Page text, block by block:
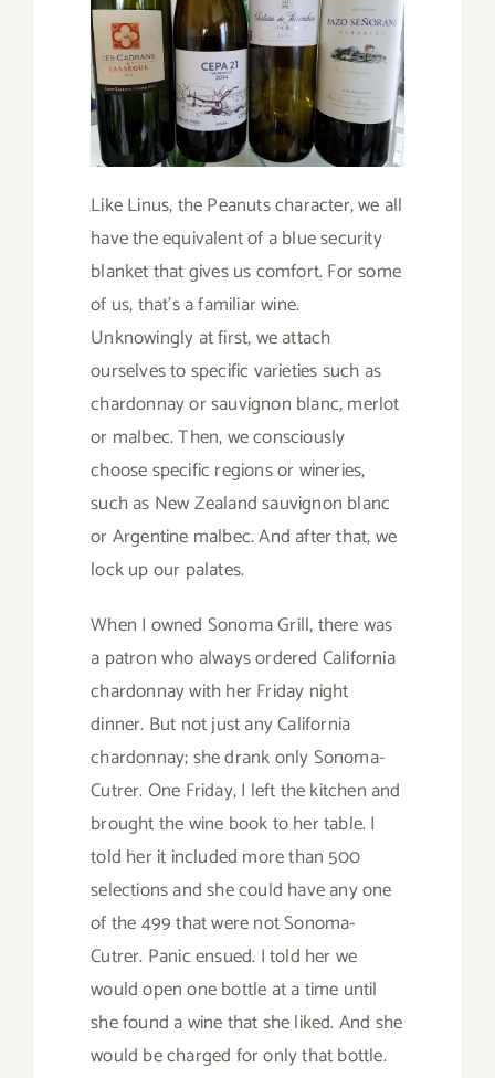
Like Linus, the Peanuts character, we all
have the equivalent of a blue security
blanket that gives us comfort. For some
of us, that’s a familiar wine.
Unknowingly at first, we attach
ourselves to specific varieties such as
chardonnay or sauvignon blanc, merlot
or malbec. Then, we consciously
choose specific regions or wineries,
such as New Zealand sauvignon blanc
or Argentine malbec. And after that, we
lock up our palates.
When I owned Sonoma Grill, there was
a patron who always ordered California
chardonnay with her Friday night
dinner. But not just any California
chardonnay; she drank only Sonoma-
Cutrer. One Friday, I left the kitchen and
brought the wine book to her table. I
told her it included more than 500
selections and she could have any one
of the 499 that were not Sonoma-
Cutrer. Panic ensued. I told her we
would open one bottle at a time until
she found a wine that she liked. And she
would be charged for only that bottle.